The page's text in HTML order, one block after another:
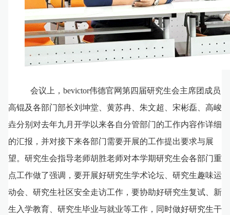
会议上，bevictor伟德官网第四届研究生会主席团成员
高锟及各部门部长刘坤堂、黄苏冉、朱文超、宋彬磊、高峻
垚分别对去年九月开学以来各自分管部门的工作内容作详细
的汇报，并对接下来各部门需要开展的工作提出要求与展
望。研究生会指导老师胡胜老师对本学期研究生会各部门重
点工作做了强调，要开展好研究生学术论坛、研究生趣味运
动会、研究生社区安全走访工作，要协助好研究生复试、新
生入学教育、研究生毕业与就业等工作，同时做好研究生干